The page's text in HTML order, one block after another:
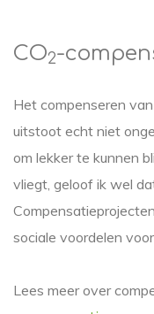
CO2-
Het compenseren
uitstoot echt niet
om lekker te kunnen
vliegt, geloof ik wel
sociale voordelen
Lees meer over